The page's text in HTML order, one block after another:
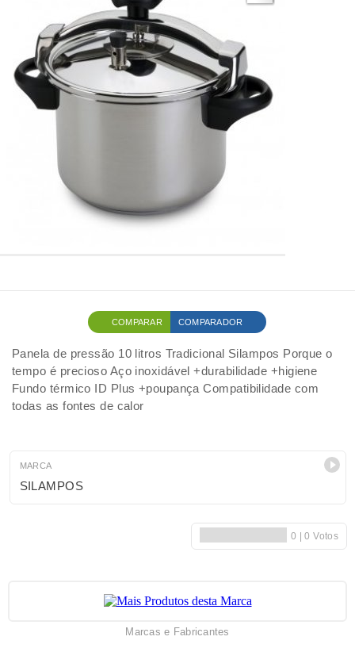
COMPARAR COMPARADOR
Panela de pressão 10 litros Tradicional Silampos Porque o
tempo é precioso Aço inoxidável +durabilidade +higiene
Fundo térmico ID Plus +poupança Compatibilidade com
todas as fontes de calor
MARCA
SILAMPOS
Marcas e Fabricantes